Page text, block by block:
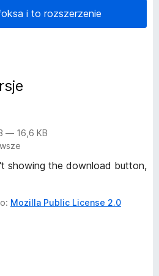
i to rozszerzenie
— 16,6 KB
showing the download button,
Mozilla Public License 2.0